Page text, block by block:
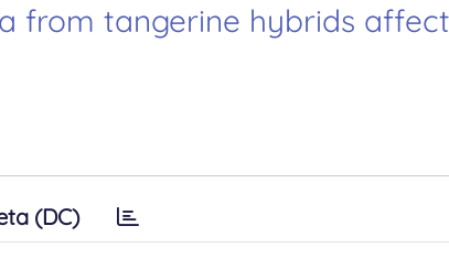
from tangerine hybrids
(DC)